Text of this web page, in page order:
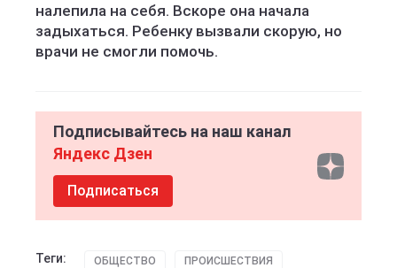
налепила на себя. Вскоре она начала
задыхаться. Ребенку вызвали скорую, но
врачи не смогли помочь.
Подписывайтесь на наш канал
Яндекс Дзен
Подписаться
Теги: ОБЩЕСТВО ПРОИСШЕСТВИЯ